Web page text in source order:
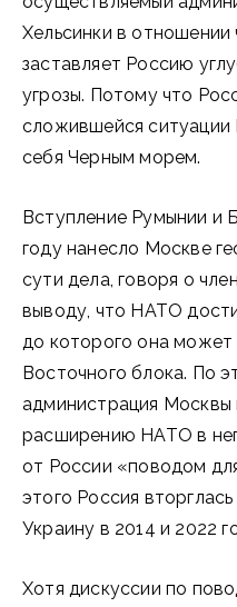
Хельсинки в
заставляет Россию
угрозы. Потому что
сложившейся
себя Черным морем.
Вступление Румынии и
году нанесло Москве
сути дела, говоря о
выводу, что НАТО
до которого она
Восточного блока. По
администрация Москвы
расширению НАТО в
от России «поводом
этого Россия
Украину в 2014 и 2022
Хотя дискуссии по